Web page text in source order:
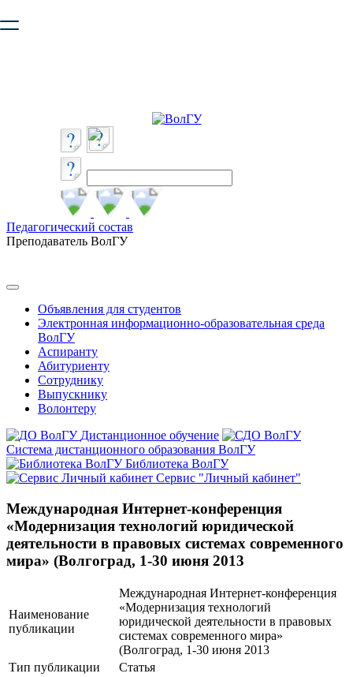
безопасную работу с сайтом. Пожалуйста
Педагогический состав
Преподаватель ВолГУ
Объявления для студентов
Электронная информационно-образовательная среда
ВолГУ
Аспиранту
Абитуриенту
Сотруднику
Выпускнику
Волонтеру
Дистанционное обучение
Система дистанционного образования ВолГУ
Библиотека ВолГУ
Сервис "Личный кабинет"
Международная Интернет-конференция
«Модернизация технологий юридической
деятельности в правовых системах современного
мира» (Волгоград, 1-30 июня 2013
Наименование
публикации
Международная Интернет-конференция
«Модернизация технологий
юридической деятельности в правовых
системах современного мира»
(Волгоград, 1-30 июня 2013
Тип публикации
Статья